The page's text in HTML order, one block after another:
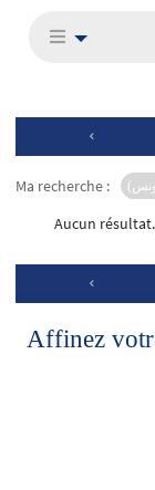
Ma recherche :
Aucun résultat.
Affinez